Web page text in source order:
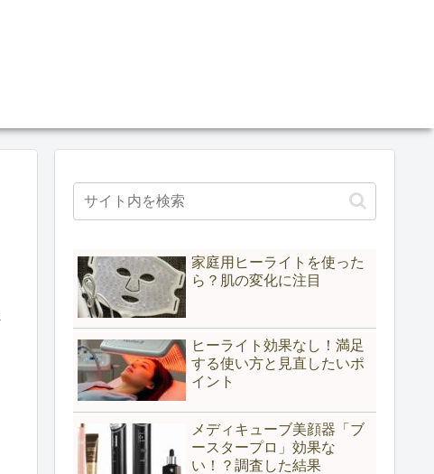
家庭用ヒーライトを使った
ら？肌の変化に注目
ヒーライト効果なし！満足
する使い方と見直したいポ
イント
メディキューブ美顔器「ブ
ースタープロ」効果な
い！？調査した結果